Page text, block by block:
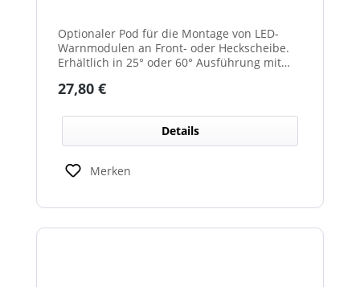
Optionaler Pod für die Montage von LED-
Warnmodulen an Front- oder Heckscheibe.
Erhältlich in 25° oder 60° Ausführung mit
Regulärer Preis:
27,80 €
Details
Merken